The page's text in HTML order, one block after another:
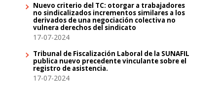
Nuevo criterio del TC: otorgar a trabajadores
no sindicalizados incrementos similares a los
derivados de una negociación colectiva no
vulnera derechos del sindicato
17-07-2024
Tribunal de Fiscalización Laboral de la SUNAFIL
publica nuevo precedente vinculante sobre el
registro de asistencia.
17-07-2024